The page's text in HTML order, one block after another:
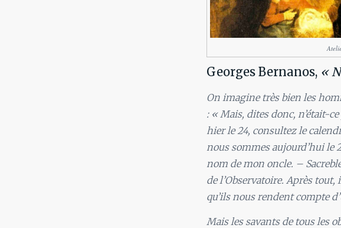
Georges Bernanos, «
On imagine très bien les
: « Mais, dites donc, n’était-
hier le 24, consultez le
nous sommes aujourd’hui le
nom de mon oncle. –
de l’Observatoire. Après
qu’ils nous rendent compte
Mais les savants de tous les